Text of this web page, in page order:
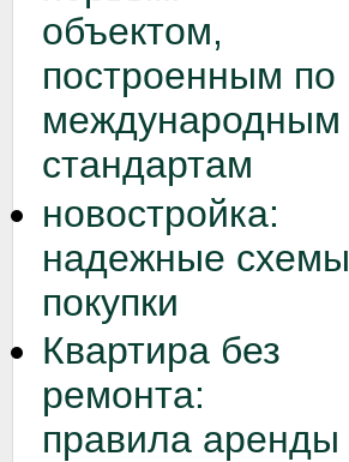
объектом,
построенным по
международным
стандартам
новостройка:
надежные схемы
покупки
Квартира без
ремонта:
правила аренды